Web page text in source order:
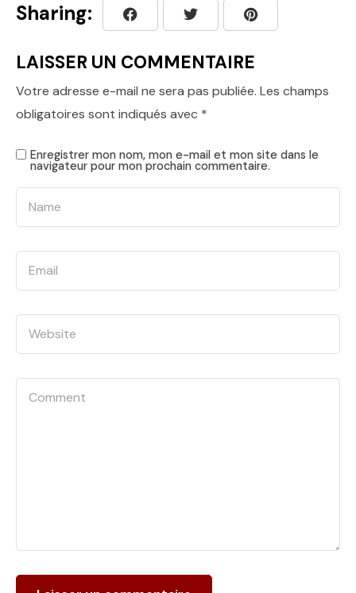
Sharing:
LAISSER UN COMMENTAIRE
Votre adresse e-mail ne sera pas publiée. Les champs
obligatoires sont indiqués avec *
Enregistrer mon nom, mon e-mail et mon site dans le
navigateur pour mon prochain commentaire.